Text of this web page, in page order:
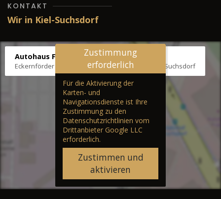
KONTAKT
Wir in Kiel-Suchsdorf
Autohaus Fräter
Eckernförder Str. /Klausbrooker Weg 1, 24107 Kiel-Suchsdorf
Zustimmung
erforderlich
Für die Aktivierung der
Karten- und
Navigationsdienste ist Ihre
Zustimmung zu den
Datenschutzrichtlinien vom
Drittanbieter Google LLC
erforderlich.
Zustimmen und
aktivieren